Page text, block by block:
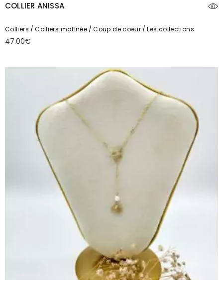
COLLIER ANISSA
Colliers Colliers matinée Coup de coeur Les collections
47.00€